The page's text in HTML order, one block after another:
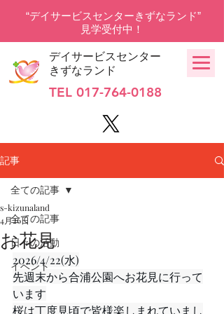
デイサービスセンター
きずなランド
TEL 017-764-0188
“デイサービスセンターきずなランド”
見学受付中！
記事
全ての記事
日々の活動
イベント
全ての記事
お花見
s-kizunaland
4月26日
2026/4/22(水)
先週末から合浦公園へお花見に行って
います
桜は丁度見頃で皆様楽しまれていまし